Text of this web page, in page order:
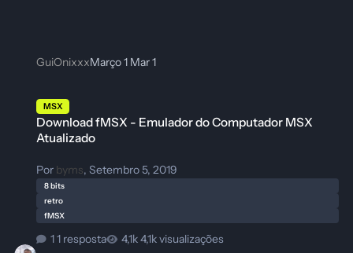
GuiOnixxxMarço 1 Mar 1
MSX
Download fMSX - Emulador do Computador MSX
Atualizado
Por byms,Setembro 5, 2019
8 bits
retro
fMSX
1 resposta 4,1k visualizações